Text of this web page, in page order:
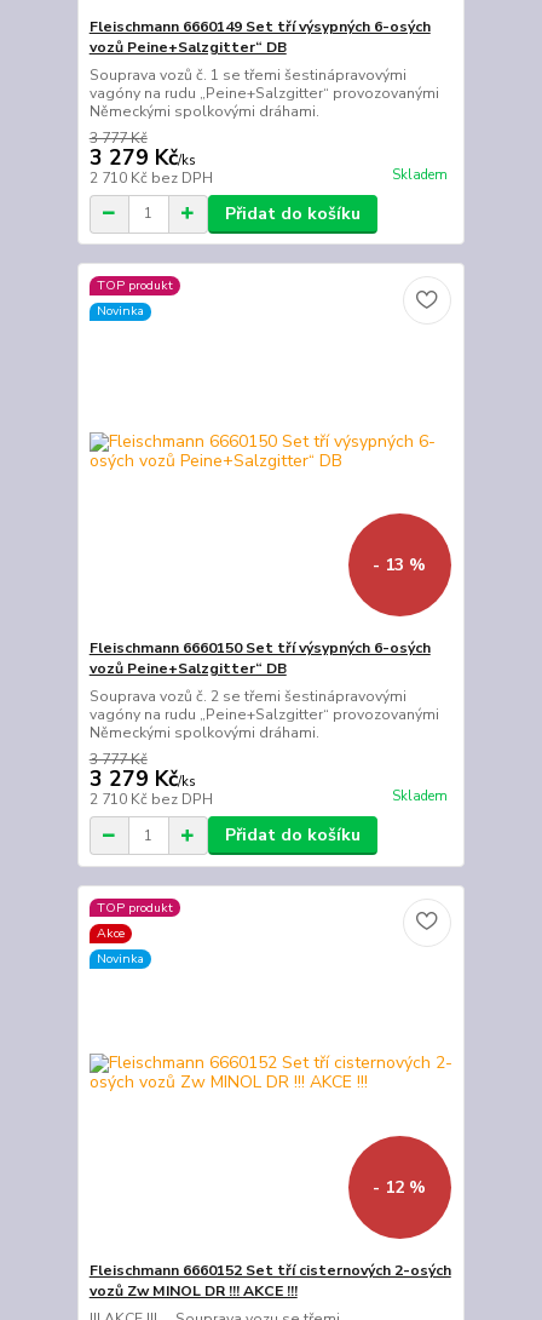
Fleischmann 6660149 Set tří výsypných 6-osých
vozů Peine+Salzgitter“ DB
Souprava vozů č. 1 se třemi šestinápravovými
vagóny na rudu „Peine+Salzgitter“ provozovanými
Německými spolkovými dráhami.
3 777 Kč
3 279 Kč/ks
2 710 Kč bez DPH Skladem
Přidat do košíku
TOP produkt
Novinka
- 13 %
Fleischmann 6660150 Set tří výsypných 6-osých
vozů Peine+Salzgitter“ DB
Souprava vozů č. 2 se třemi šestinápravovými
vagóny na rudu „Peine+Salzgitter“ provozovanými
Německými spolkovými dráhami.
3 777 Kč
3 279 Kč/ks
2 710 Kč bez DPH Skladem
Přidat do košíku
TOP produkt
Akce
Novinka
- 12 %
Fleischmann 6660152 Set tří cisternových 2-osých
vozů Zw MINOL DR !!! AKCE !!!